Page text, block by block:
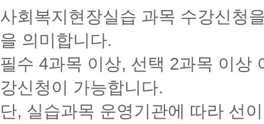
사회복지현장실습 과목 수강신청
을 의미합니다.
필수 4과목 이상, 선택 2과목 이상
강신청이 가능합니다.
단, 실습과목 운영기관에 따라 선